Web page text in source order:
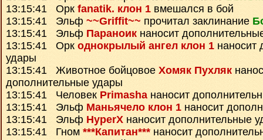
13:15:41 Орк fanatik. клон 1 вмешался в бой
13:15:41 Эльф ~~Griffit~~ прочитал заклинание
13:15:41 Эльф Параноик наносит
13:15:41 Орк однокрылый ангел клон 1 наносит
удары
13:15:41 Животное бойцовое Хомяк Пухляк
дополнительные удары
13:15:41 Человек Primashaнаносит
13:15:41 Эльф Маньячело клон 1 наносит
13:15:41 Эльф HyperX наносит дополнительные
13:15:41 Гном ***Капитан*** наносит